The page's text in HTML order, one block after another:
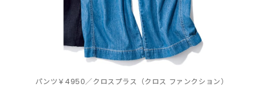
パンツ￥4950／クロスプラス（クロス ファンクション）